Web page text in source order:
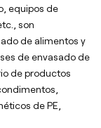
equipos de
son
de alimentos y
de envasado de
de productos
de PE,